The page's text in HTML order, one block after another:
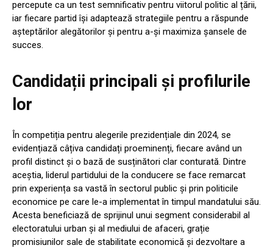
percepute ca un test semnificativ pentru viitorul politic al țării,
iar fiecare partid își adaptează strategiile pentru a răspunde
așteptărilor alegătorilor și pentru a-și maximiza șansele de
succes.
Candidații principali și profilurile
lor
În competiția pentru alegerile prezidențiale din 2024, se
evidențiază câțiva candidați proeminenți, fiecare având un
profil distinct și o bază de susținători clar conturată. Dintre
aceștia, liderul partidului de la conducere se face remarcat
prin experiența sa vastă în sectorul public și prin politicile
economice pe care le-a implementat în timpul mandatului său.
Acesta beneficiază de sprijinul unui segment considerabil al
electoratului urban și al mediului de afaceri, grație
promisiunilor sale de stabilitate economică și dezvoltare a